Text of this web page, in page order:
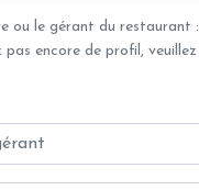
ou le gérant du restaurant :
encore de profil,